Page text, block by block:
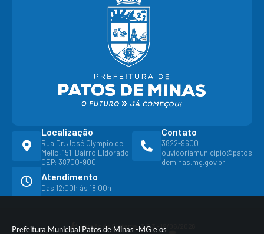
Prefeitura Municipal Patos de Minas -MG e os
Localização
Rua Dr. José Olympio de
Mello, 151. Bairro Eldorado.
CEP: 38700-900
Contato
3822-9600
ouvidoriamunicipio@patos
deminas.mg.gov.br
Atendimento
Das 12:00h às 18:00h
Versão do Sistema:3.5.3 - 19/06/2026